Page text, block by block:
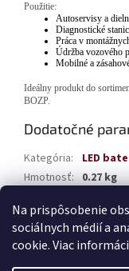
Na prispôsobenie
sociálnych médií a
cookie. Viac
Použitie:
Autoservisy a
Diagnostické
Práca v
Údržba vozového
Mobilné a
Ideálny produkt do
BOZP.
Dodatočné
Kategória:
LED
Hmotnosť: 0.27 kg